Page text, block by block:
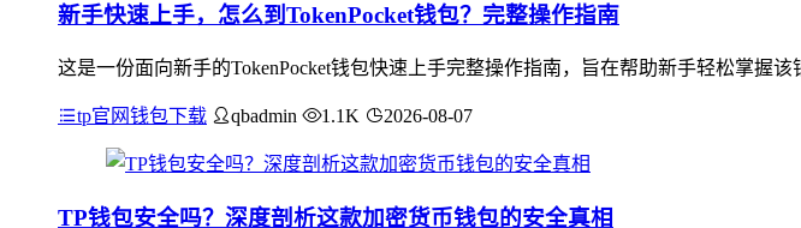
新手快速上手，怎么到TokenPocket钱包？完整操作指南
这是一份面向新手的TokenPocket钱包快速上手完整操作指南，旨在帮助新手轻松掌握
tp官网钱包下载 qbadmin 1.1K 2026-08-07
TP钱包安全吗？深度剖析这款加密货币钱包的安全真相